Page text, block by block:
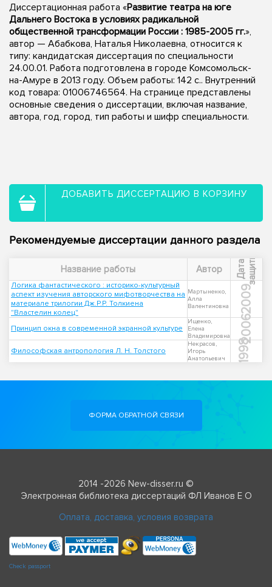
Диссертационная работа «Развитие театра на юге
Дальнего Востока в условиях радикальной
общественной трансформации России : 1985-2005 гг.»,
автор — Абабкова, Наталья Николаевна, относится к
типу: кандидатская диссертация по специальности
24.00.01. Работа подготовлена в городе Комсомольск-
на-Амуре в 2013 году. Объем работы: 142 с.. Внутренний
код товара: 01006746564. На странице представлены
основные сведения о диссертации, включая название,
автора, год, город, тип работы и шифр специальности.
ДОБАВИТЬ ДИССЕРТАЦИЮ В КОРЗИНУ
Рекомендуемые диссертации данного раздела
Название работы Автор Д
а
т
а
з
а
щ
и
т ы
Логика фантастического : историко-культурный
аспект изучения авторского мифотворчества на
материале трилогии Дж.Р.Р. Толкиена
"Властелин колец"
Мартыненко,
Алла
Валентиновна
2009
Принцип окна в современной экранной культуре
Ищенко,
Елена
Владимировна
2006
Философская антропология Л. Н. Толстого
Некрасов,
Игорь
Анатольевич
1998
ФОРМА ОБРАТНОЙ СВЯЗИ
2014 -2026 New-disser.ru ©
Электронная библиотека диссертаций ФЛ Иванов Е О
Оплата, доставка, условия возврата
Check passport